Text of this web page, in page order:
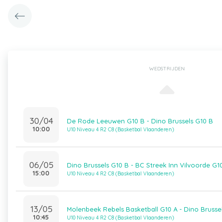
WEDSTRIJDEN
30/04
10:00
De Rode Leeuwen G10 B - Dino Brussels G10 B
U10 Niveau 4 R2 C8 (Basketbal Vlaanderen)
06/05
15:00
Dino Brussels G10 B - BC Streek Inn Vilvoorde
U10 Niveau 4 R2 C8 (Basketbal Vlaanderen)
13/05
10:45
Molenbeek Rebels Basketball G10 A - Dino
U10 Niveau 4 R2 C8 (Basketbal Vlaanderen)